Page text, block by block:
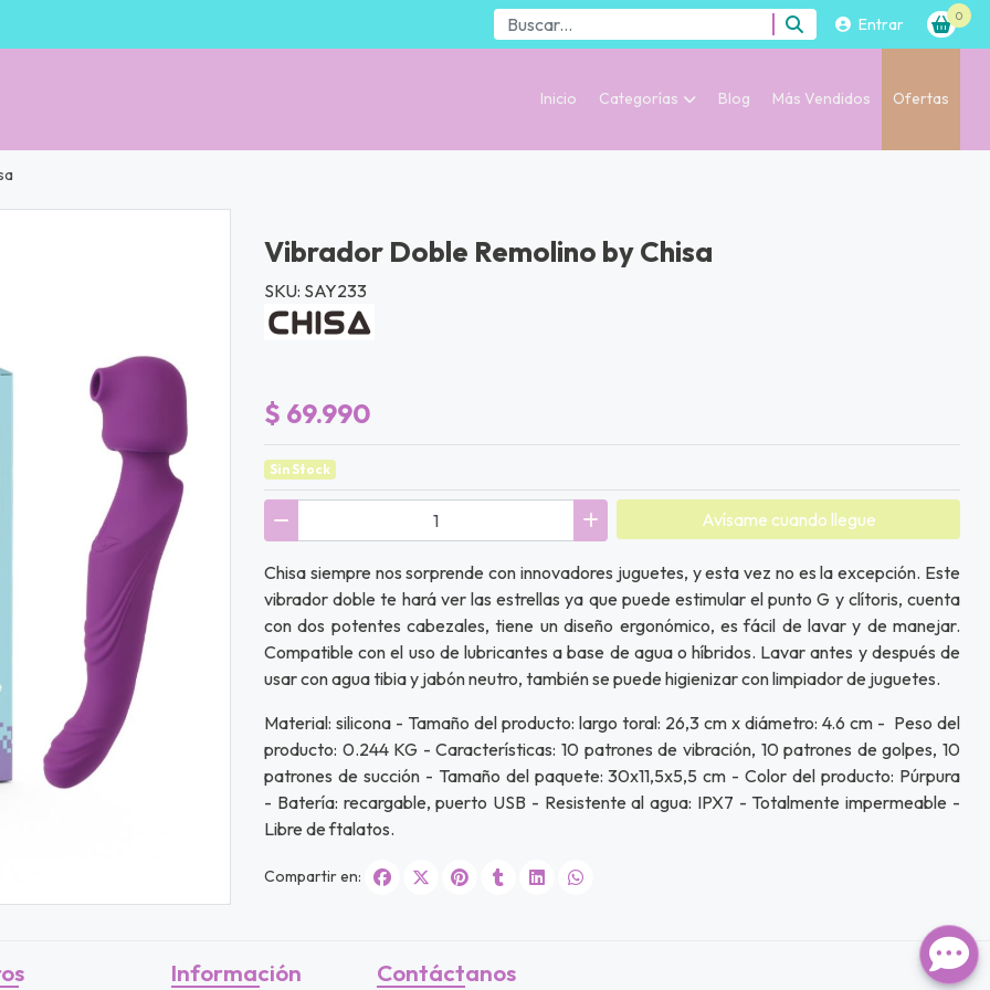
Entrar 0
Inicio Categorías Blog Más Vendidos Ofertas
Vibrador Doble Remolino by Chisa
SKU: SAY233
$ 69.990
Sin Stock
Avísame cuando llegue
Chisa siempre nos sorprende con innovadores juguetes, y esta vez no es la excepción. Este
vibrador doble te hará ver las estrellas ya que puede estimular el punto G y clítoris, cuenta
con dos potentes cabezales, tiene un diseño ergonómico, es fácil de lavar y de manejar.
Compatible con el uso de lubricantes a base de agua o híbridos. Lavar antes y después de
usar con agua tibia y jabón neutro, también se puede higienizar con limpiador de juguetes.
Material: silicona - Tamaño del producto: largo toral: 26,3 cm x diámetro: 4.6 cm - Peso del
producto: 0.244 KG - Características: 10 patrones de vibración, 10 patrones de golpes, 10
patrones de succión - Tamaño del paquete: 30x11,5x5,5 cm - Color del producto: Púrpura
- Batería: recargable, puerto USB - Resistente al agua: IPX7 - Totalmente impermeable -
Libre de ftalatos.
Compartir en:
Información Contáctanos